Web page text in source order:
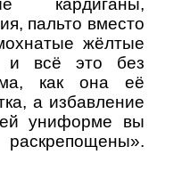
пальто вместо
жёлтые
всё это без
как она её
а избавление
униформе вы